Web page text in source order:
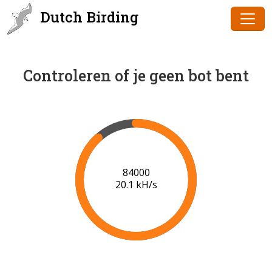
Dutch Birding
Controleren of je geen bot bent
86000
20.2 kH/s